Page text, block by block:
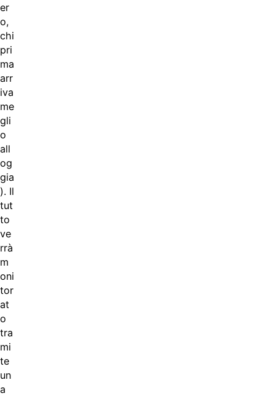
er
o,
chi
pri
ma
arr
iva
me
gli
o
all
og
gia
). Il
tut
to
ve
rrà
m
oni
tor
at
o
tra
mi
te
un
a